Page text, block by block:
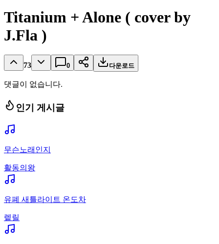
Titanium + Alone ( cover by
J.Fla )
73 0 다운로드
댓글이 없습니다.
인기 게시글
무슨노래인지
활동의왕
유폐 새틀라이트 온도차
렡릴